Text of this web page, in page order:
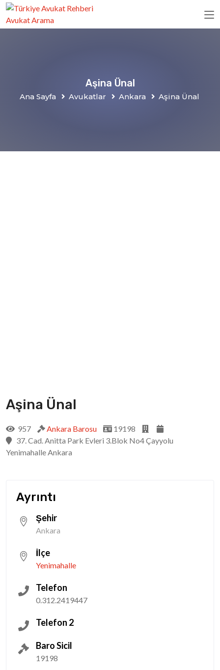
Aşina Ünal
Ana Sayfa Avukatlar Ankara Aşina Ünal
Aşina Ünal
957 Ankara Barosu
19198
37. Cad. Anitta Park Evleri 3.Blok No4 Çayyolu
Yenimahalle Ankara
Ayrıntı
Şehir
Ankara
İlçe
Yenimahalle
Telefon
0.312.2419447
Telefon 2
Baro Sicil
19198